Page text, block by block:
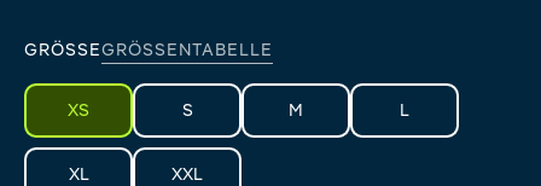
GRÖSSE GRÖSSENTABELLE
XS S M L
XL XXL